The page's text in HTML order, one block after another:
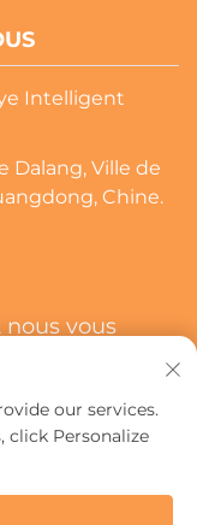
Intelligent
Dalang, Ville de
Chine.
nous vous
S'abonner
Intelligent Label
our services.
click Personalize